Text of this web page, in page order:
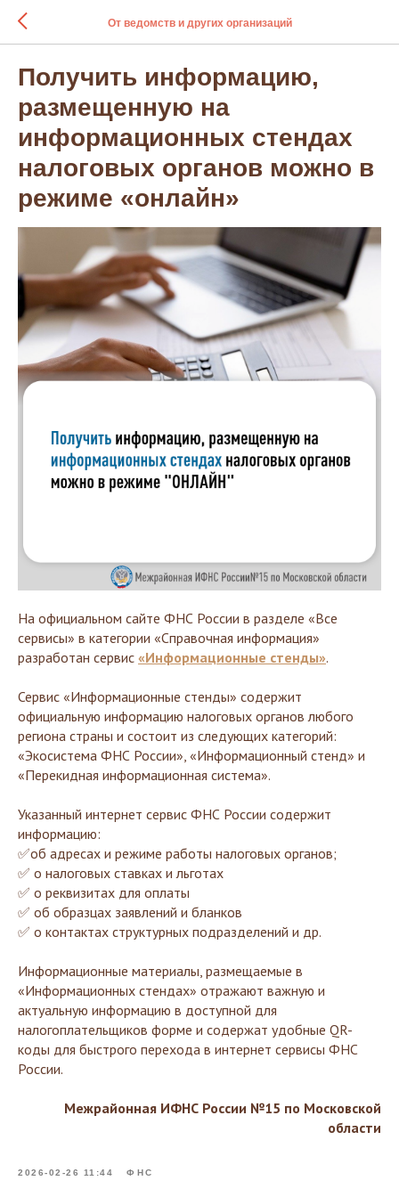
От ведомств и других организаций
Получить информацию,
размещенную на
информационных стендах
налоговых органов можно в
режиме «онлайн»
На официальном сайте ФНС России в разделе «Все
сервисы» в категории «Справочная информация»
разработан сервис «Информационные стенды».
Сервис «Информационные стенды» содержит
официальную информацию налоговых органов любого
региона страны и состоит из следующих категорий:
«Экосистема ФНС России», «Информационный стенд» и
«Перекидная информационная система».
Указанный интернет сервис ФНС России содержит
информацию:
✅об адресах и режиме работы налоговых органов;
✅ о налоговых ставках и льготах
✅ о реквизитах для оплаты
✅ об образцах заявлений и бланков
✅ о контактах структурных подразделений и др.
Информационные материалы, размещаемые в
«Информационных стендах» отражают важную и
актуальную информацию в доступной для
налогоплательщиков форме и содержат удобные QR-
коды для быстрого перехода в интернет сервисы ФНС
России.
Межрайонная ИФНС России №15 по Московской
области
2026-02-26 11:44 ФНС